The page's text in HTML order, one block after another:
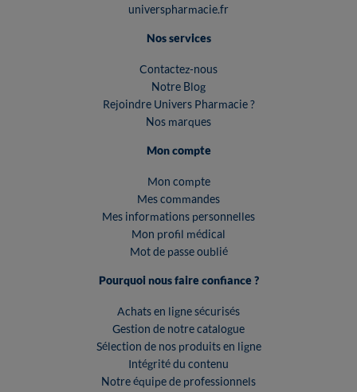
universpharmacie.fr
Nos services
Contactez-nous
Notre Blog
Rejoindre Univers Pharmacie ?
Nos marques
Mon compte
Mon compte
Mes commandes
Mes informations personnelles
Mon profil médical
Mot de passe oublié
Pourquoi nous faire confiance ?
Achats en ligne sécurisés
Gestion de notre catalogue
Sélection de nos produits en ligne
Intégrité du contenu
Notre équipe de professionnels